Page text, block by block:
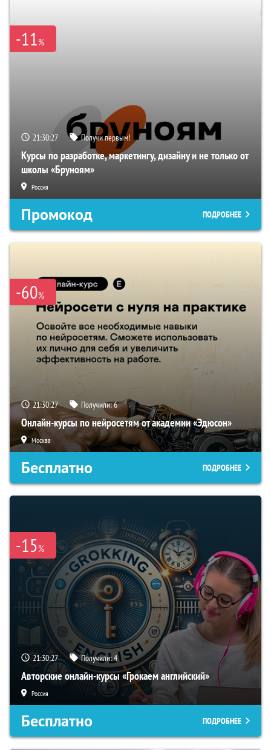
-11%
21:30:27 Получи первым!
Курсы по разработке, маркетингу, дизайну и не только от
школы «Бруноям»
Россия
Промокод ПОДРОБНЕЕ
-60%
21:30:27 Получили:6
Онлайн-курсы по нейросетям от академии «Эдюсон»
Москва
Бесплатно ПОДРОБНЕЕ
-15%
21:30:27 Получили:4
Авторские онлайн-курсы «Грокаем английский»
Россия
Бесплатно ПОДРОБНЕЕ